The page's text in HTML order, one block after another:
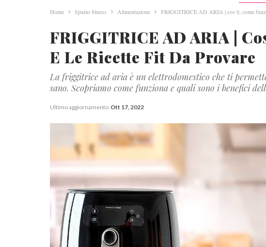
Home Spazio fitness Alimentazione FRIGGITRICE AD ARIA | cos’è, come
FRIGGITRICE AD ARIA |
E Le Ricette Fit Da Provare
La friggitrice ad aria è un elettrodomestico che ti
sano. Scopriamo come funziona e quali sono i benefici
Ultimo aggiornamento Ott 17, 2022